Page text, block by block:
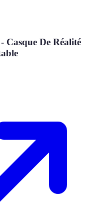
Casque De Réalité